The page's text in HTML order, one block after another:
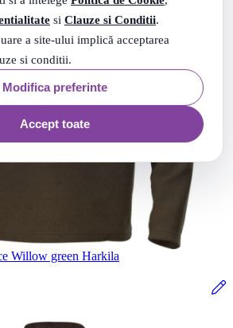
si Clauze si Conditii.
a site-ului implică acceptarea
si conditii.
Modifica preferinte
Accept toate
Willow green Harkila